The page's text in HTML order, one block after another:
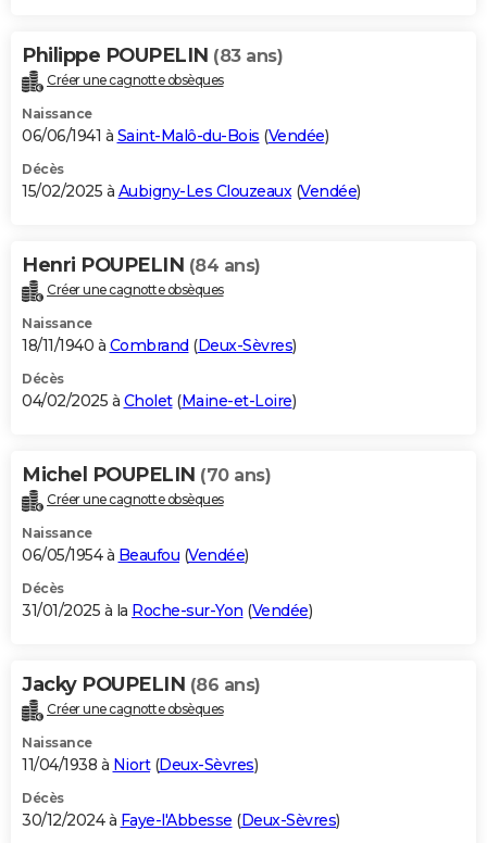
Philippe POUPELIN (83 ans)
Créer une cagnotte obsèques
Naissance
06/06/1941 à Saint-Malô-du-Bois (Vendée)
Décès
15/02/2025 à Aubigny-Les Clouzeaux(Vendée)
Henri POUPELIN (84 ans)
Créer une cagnotte obsèques
Naissance
18/11/1940 à Combrand (Deux-Sèvres)
Décès
04/02/2025 à Cholet(Maine-et-Loire)
Michel POUPELIN (70 ans)
Créer une cagnotte obsèques
Naissance
06/05/1954 à Beaufou (Vendée)
Décès
31/01/2025 à la Roche-sur-Yon (Vendée)
Jacky POUPELIN (86 ans)
Créer une cagnotte obsèques
Naissance
11/04/1938 à Niort(Deux-Sèvres)
Décès
30/12/2024 à Faye-l'Abbesse (Deux-Sèvres)